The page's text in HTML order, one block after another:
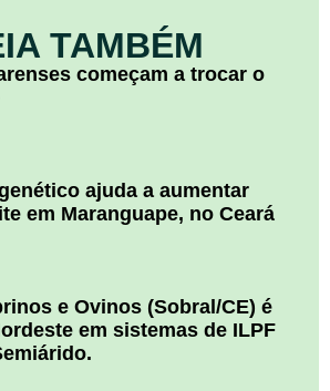
TAMBÉM
começam a trocar o
ajuda a aumentar
em Maranguape, no Ceará
e Ovinos (Sobral/CE) é
em sistemas de ILPF